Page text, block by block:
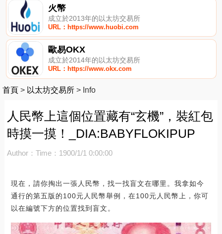
火幣
成立於2013年的以太坊交易所
URL：https://www.huobi.com
歐易OKX
成立於2014年的以太坊交易所
URL：https://www.okx.com
首頁 > 以太坊交易所 > Info
人民幣上這個位置藏有“玄機”，裝紅包
時摸一摸！_DIA:BABYFLOKIPUP
Author： Time：1900/1/1 0:00:00
現在，請你掏出一張人民幣，找一找盲文在哪里。我拿如今
通行的第五版的100元人民幣舉例，在100元人民幣上，你可
以在編號下方的位置找到盲文。